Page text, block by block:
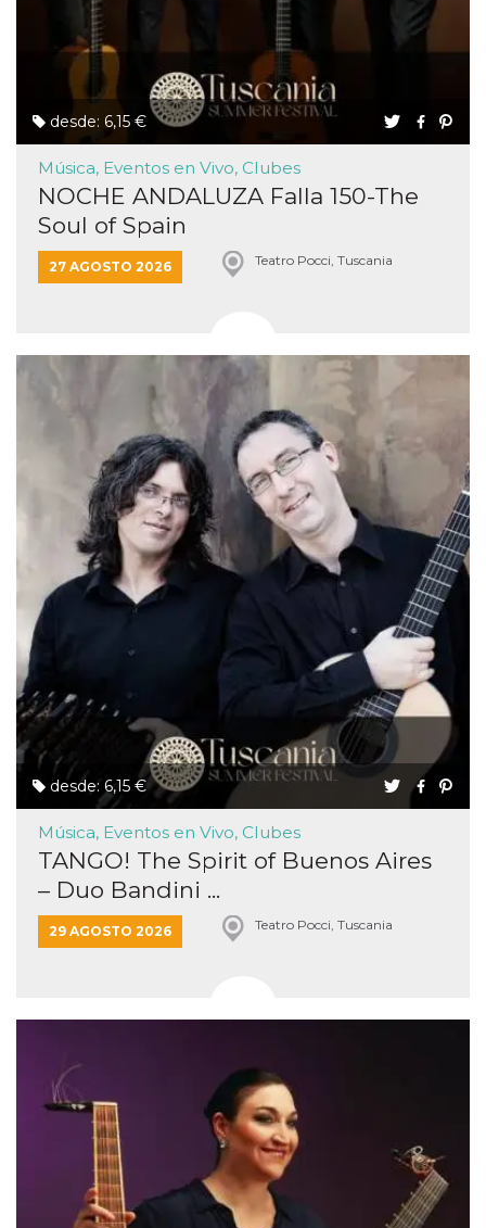
desde: 6,15 €
Música, Eventos en Vivo, Clubes
NOCHE ANDALUZA Falla 150-The
Soul of Spain
27 AGOSTO 2026 Teatro Pocci, Tuscania
desde: 6,15 €
Música, Eventos en Vivo, Clubes
TANGO! The Spirit of Buenos Aires
– Duo Bandini ...
29 AGOSTO 2026 Teatro Pocci, Tuscania